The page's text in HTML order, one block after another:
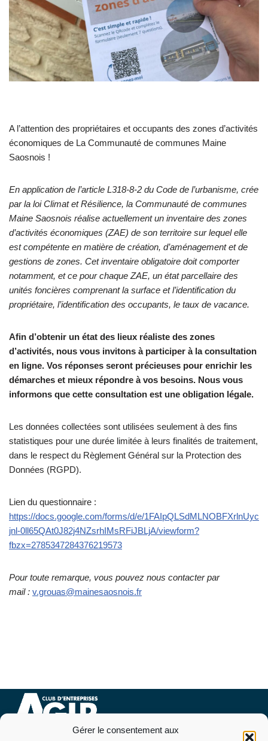
Gérer le consentement aux
A l’attention des propriétaires et occupants des zones d’activités
économiques de La Communauté de communes Maine
Saosnois !
En application de l’article L318-8-2 du Code de l’urbanisme, crée
par la loi Climat et Résilience, la Communauté de communes
Maine Saosnois réalise actuellement un inventaire des zones
d’activités économiques (ZAE) de son territoire sur lequel elle
est compétente en matière de création, d’aménagement et de
gestions de zones. Cet inventaire obligatoire doit comporter
notamment, et ce pour chaque ZAE, un état parcellaire des
unités foncières comprenant la surface et l’identification du
propriétaire, l’identification des occupants, le taux de vacance.
Afin d’obtenir un état des lieux réaliste des zones
d’activités, nous vous invitons à participer à la consultation
en ligne. Vos réponses seront précieuses pour enrichir les
démarches et mieux répondre à vos besoins. Nous vous
informons que cette consultation est une obligation légale.
Les données collectées sont utilisées seulement à des fins
statistiques pour une durée limitée à leurs finalités de traitement,
dans le respect du Règlement Général sur la Protection des
Données (RGPD).
Lien du questionnaire :
https://docs.google.com/forms/d/e/1FAIpQLSdMLNOBFXrlnUyc
jnl-0ll65QAt0J82j4NZsrhIMsRFiJBLjA/viewform?
fbzx=2785347284376219573
Pour toute remarque, vous pouvez nous contacter par
mail : v.grouas@mainesaosnois.fr